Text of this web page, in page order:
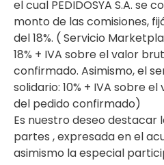
el cual PEDIDOSYA S.A.
monto de las comisiones,
del 18%. ( Servicio
18% + IVA sobre el valor
confirmado. Asimismo, el
solidario: 10% + IVA sobre
del pedido confirmado)
Es nuestro deseo destacar
partes , expresada en el
asimismo la especial